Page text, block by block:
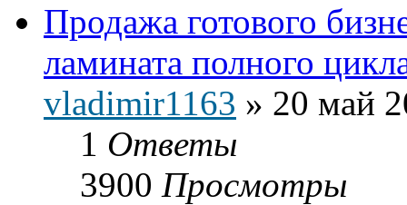
Продажа готового
ламината полного
vladimir1163 » 20 май
1 Ответы
3900 Просмотры